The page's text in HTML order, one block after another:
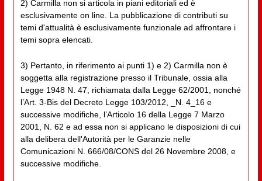
2) Carmilla non si articola in piani editoriali ed è
esclusivamente on line. La pubblicazione di contributi su
temi d'attualità è esclusivamente funzionale ad affrontare i
temi sopra elencati.
3) Pertanto, in riferimento ai punti 1) e 2) Carmilla non è
soggetta alla registrazione presso il Tribunale, ossia alla
Legge 1948 N. 47, richiamata dalla Legge 62/2001, nonché
l’Art. 3-Bis del Decreto Legge 103/2012, _N. 4_16 e
successive modifiche, l’Articolo 16 della Legge 7 Marzo
2001, N. 62 e ad essa non si applicano le disposizioni di cui
alla delibera dell'Autorità per le Garanzie nelle
Comunicazioni N. 666/08/CONS del 26 Novembre 2008, e
successive modifiche.